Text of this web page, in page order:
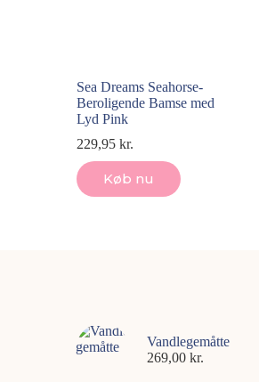
Sea Dreams Seahorse-
Beroligende Bamse med
Lyd Pink
229,95kr.
Køb nu
Vandlegemåtte
269,00 kr.